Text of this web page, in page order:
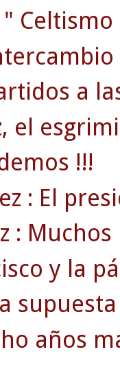
a
el
!!!
: El
:
y la
años